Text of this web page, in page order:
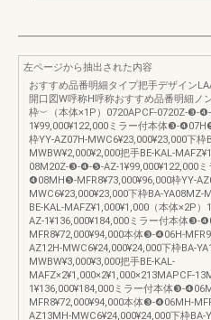
左ページから抽出された内容
おすすめ品番明細タイプ把手デザイン
開口図W呼称H呼称おすすめ品番明細ノ
枠︶（本体×1P）0720APCF-0720Z-❸-
1¥99,000¥122,000ミラー付本体❸-
枠YY-AZ07H-MWC6¥23,000¥23,000下枠
MWBW¥2,000¥2,000把手BE-KAL-
08M20Z-❸-❹-❺-AZ-1¥99,000¥122,000
❹08MH❺-MFR8¥73,000¥96,000枠YY-
MWC6¥23,000¥23,000下枠BA-YA08MZ-
BE-KAL-MAFZ¥1,000¥1,000（本体×2P
AZ-1¥136,000¥184,000ミラー付本体❸-
MFR8¥72,000¥94,000本体❸-❹06H-
AZ12H-MWC6¥24,000¥24,000下枠BA-
MWBW¥3,000¥3,000把手BE-KAL-
MAFZ×2¥1,000×2¥1,000×213MAPCF-
1¥136,000¥184,000ミラー付本体❸-
MFR8¥72,000¥94,000本体❸-❹06MH-
AZ13MH-MWC6¥24,000¥24,000下枠BA-